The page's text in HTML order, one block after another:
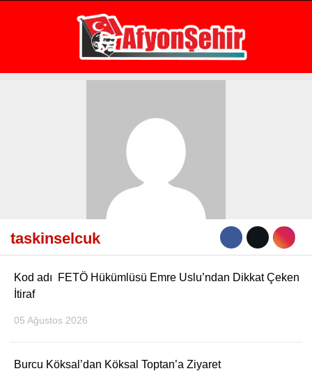
20.9 °
AFYON
SAĞLIK
EĞİTİM
ÇEVRE
taskinselcuk
Kod adı FETÖ Hükümlüsü Emre Uslu’ndan Dikkat Çeken
İtiraf
05 Ağustos 2026
Burcu Köksal’dan Köksal Toptan’a Ziyaret